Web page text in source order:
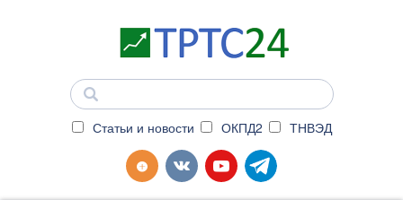
Статьи и новости ОКПД2 ТНВЭД